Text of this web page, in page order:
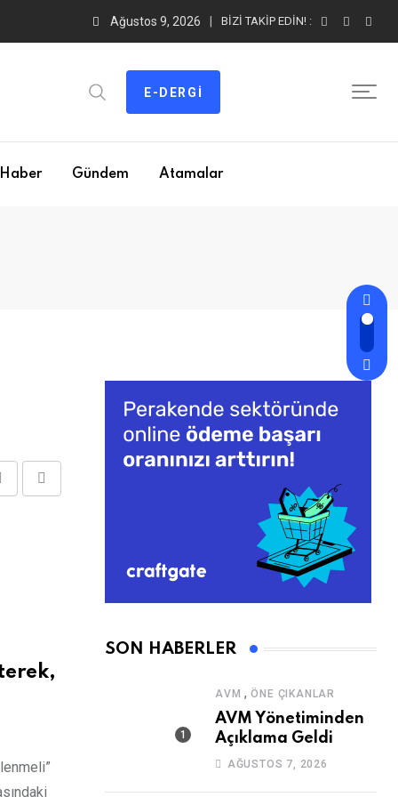
Ağustos 9, 2026 BIZI TAKIP EDIN! :
E-DERGI
Haber Gündem Atamalar
SON HABERLER
AVM ,ÖNE ÇIKANLAR
AVM Yönetiminden
Açıklama Geldi
AĞUSTOS 7, 2026